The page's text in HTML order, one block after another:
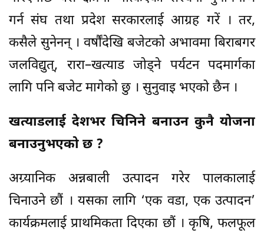
गर्न संघ तथा प्रदेश सरकारलाई आग्रह गरें । तर,
कसैले सुनेनन् । वर्षौंदेखि बजेटको अभावमा बिराबगर
जलविद्युत्, रारा–खत्याड जोड्ने पर्यटन पदमार्गका
लागि पनि बजेट मागेको छु । सुनुवाइ भएको छैन ।
खत्याडलाई देशभर चिनिने बनाउन कुनै योजना
बनाउनुभएको छ ?
अग्र्यानिक अन्नबाली उत्पादन गरेर पालकालाई
चिनाउने छौं । यसका लागि ‘एक वडा, एक उत्पादन’
कार्यक्रमलाई प्राथमिकता दिएका छौं । कृषि, फलफूल